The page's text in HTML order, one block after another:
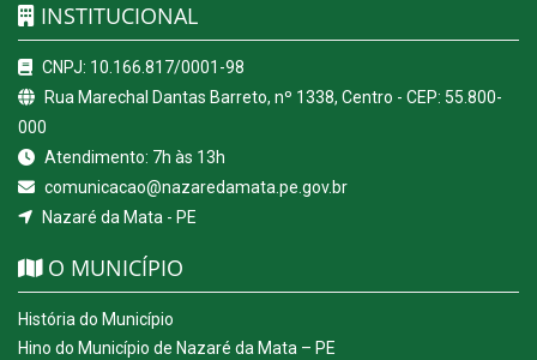
INSTITUCIONAL
CNPJ: 10.166.817/0001-98
Rua Marechal Dantas Barreto, nº 1338, Centro - CEP: 55.800-
000
Atendimento: 7h às 13h
comunicacao@nazaredamata.pe.gov.br
Nazaré da Mata - PE
O MUNICÍPIO
História do Município
Hino do Município de Nazaré da Mata – PE